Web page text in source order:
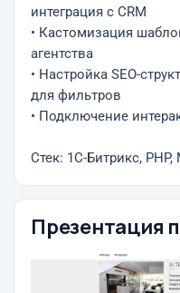
интеграция с CRM
• Кастомизация
агентства
• Настройка SEO-
для фильтров
• Подключение
Стек: 1С-Битрикс, PHP,
Презентация